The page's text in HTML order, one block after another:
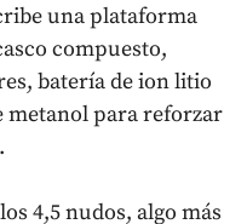
una plataforma
compuesto,
batería de ion litio
metanol para reforzar
4,5 nudos, algo más